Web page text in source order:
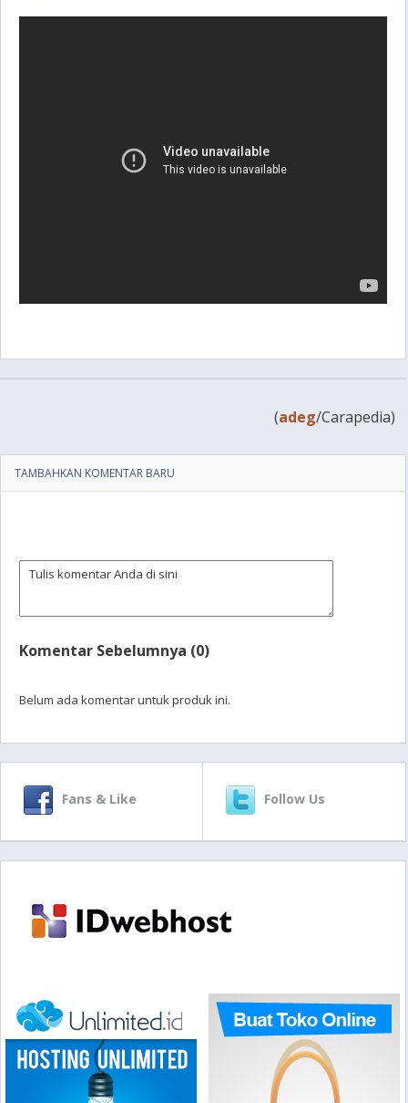
(adeg/Carapedia)
TAMBAHKAN KOMENTAR BARU
Komentar Sebelumnya (0)
Belum ada komentar untuk produk ini.
Fans & Like Follow Us